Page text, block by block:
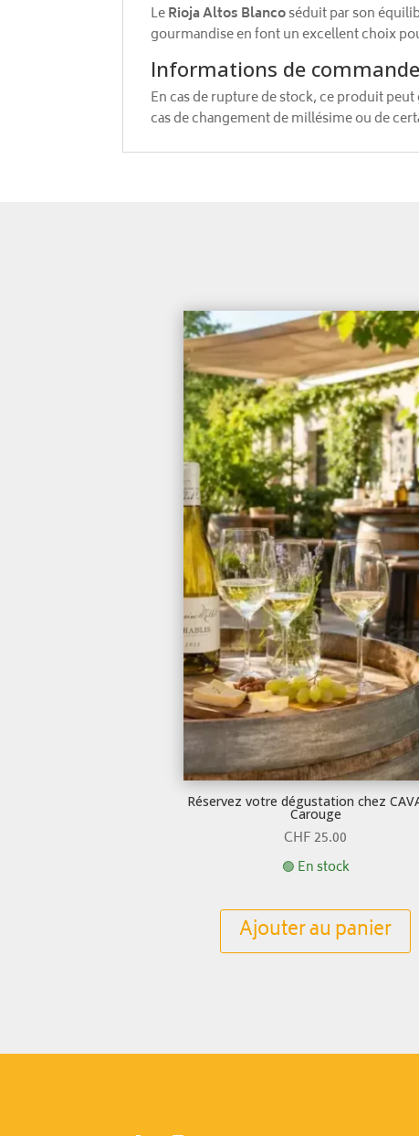
LeRioja Altos Blancoséduit par son
gourmandise en font un excellent choix
Informations de commande
En cas de rupture de stock, ce produit
cas de changement de millésime ou de
Réservez votre dégustation chez
Carouge
CHF25.00
🟢 En stock
Ajouter au panier